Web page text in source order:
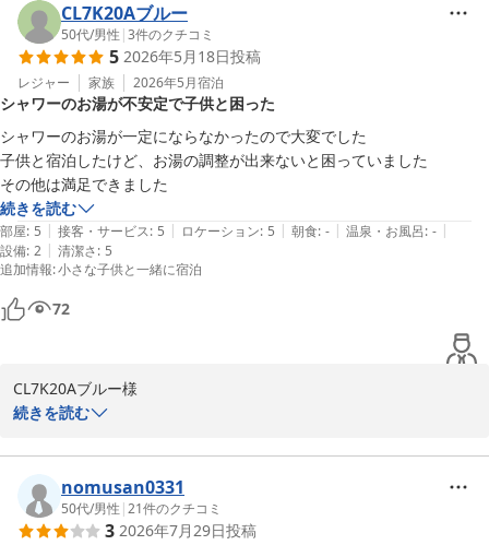
またアクセスや駐車場、客室、朝食など様々な点においてお褒めの
言葉をいただき、スタッフ一同大変嬉しく思っております。
地元の食材を取り入れた朝食をお楽しみいただけたとのこと、今後
もより一層充実したメニューをご提供できるよう努めてまいりま
す。
独りドライブ様のまたのご来館を心よりお待ち申し上げておりま
す。
ホテルルートイン弘前城東
CL7K20Aブルー
50代/男性 |3件のクチコミ
5 2026年5月18日投稿
レジャー 家族 2026年5月宿泊
シャワーのお湯が不安定で子供と困った
シャワーのお湯が一定にならなかったので大変でした
子供と宿泊したけど、お湯の調整が出来ないと困っていました
その他は満足できました
続きを読む
部屋: 5 | 接客・サービス: 5 | ロケーション: 5 | 朝食: - | 温泉・お風呂: - |
設備: 2 | 清潔さ: 5
追加情報:小さな子供と一緒に宿泊
72
CL7K20Aブルー様
だき、誠にありがとうございます。また、ご多忙の中、貴重なご意
見をお寄せいただきましたこと、重ねて御礼申し上げます。
シャワーのお湯が安定せず、特にお子様とご一緒のご入浴時に大変
続きを読む
nomusan0331
50代/男性 |21件のクチコミ
3 2026年7月29日投稿